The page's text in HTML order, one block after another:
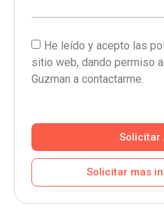
He leído y acepto las
sitio web, dando permiso
Guzman a contactarme.
Solicitar
Solicitar mas